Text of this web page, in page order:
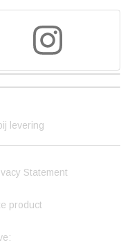
levering
Statement
product